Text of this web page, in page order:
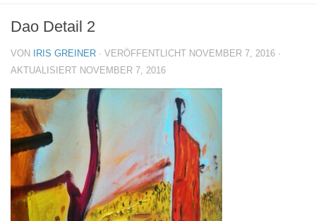
Dao Detail 2
VON IRIS GREINER · VERÖFFENTLICHT NOVEMBER 7, 2016 ·
AKTUALISIERT NOVEMBER 7, 2016